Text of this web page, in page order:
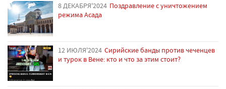
8 ДЕКАБРЯ'2024 Поздравление с уничтожением
режима Асада
12 ИЮЛЯ'2024 Сирийские банды против чеченцев
и турок в Вене: кто и что за этим стоит?